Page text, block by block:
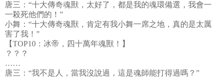
唐三：“十大傳奇魂獸，太好了，都是我的魂環備選，我會一
一殺死他們的！”
小舞：“十大傳奇魂獸，肯定有我小舞一席之地，真的是太厲
害了我！”
【TOP10：冰帝，四十萬年魂獸！】
？？？
……
唐三：“我不是人，當我沒說過，這是魂師能打得過嗎？”